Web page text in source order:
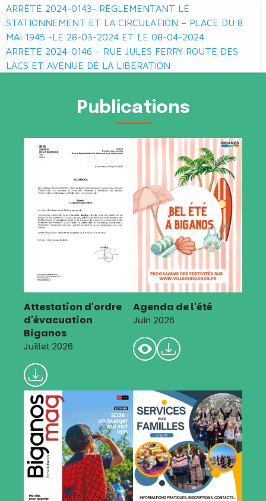
Navigation
de
l’article
ARRÊTÉ 2024-0143- RÈGLEMENTANT LE
STATIONNEMENT ET LA CIRCULATION – PLACE DU 8
MAI 1945 -LE 28-03-2024 ET LE 08-04-2024
ARRETE 2024-0146 – RUE JULES FERRY ROUTE DES
LACS ET AVENUE DE LA LIBERATION
Publications
Attestation d'ordre
d'évacuation
Biganos
Juillet 2026
Agenda de l'été
Juin 2026